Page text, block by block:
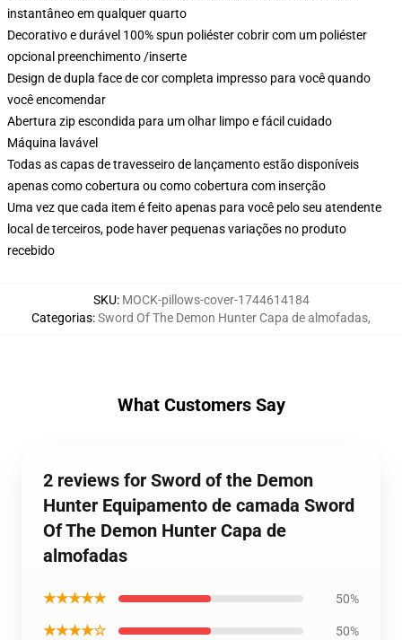
instantâneo em qualquer quarto
Decorativo e durável 100% spun poliéster cobrir com um poliéster
opcional preenchimento /inserte
Design de dupla face de cor completa impresso para você quando
você encomendar
Abertura zip escondida para um olhar limpo e fácil cuidado
Máquina lavável
Todas as capas de travesseiro de lançamento estão disponíveis
apenas como cobertura ou como cobertura com inserção
Uma vez que cada item é feito apenas para você pelo seu atendente
local de terceiros, pode haver pequenas variações no produto
recebido
SKU: MOCK-pillows-cover-1744614184
Categorias:Sword Of The Demon Hunter Capa de almofadas,
What Customers Say
2 reviews for Sword of the Demon
Hunter Equipamento de camada Sword
Of The Demon Hunter Capa de
almofadas
★★★★★ 50%
★★★★☆ 50%